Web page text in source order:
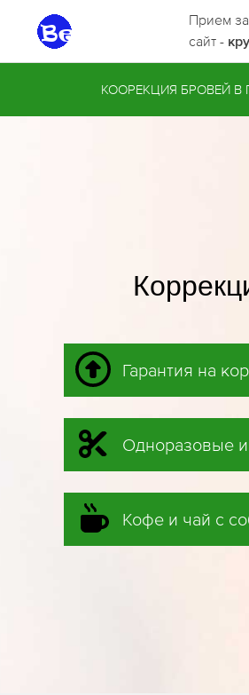
Прием
сайт -
КООРЕКЦИЯ БРОВЕЙ В
Гарантия на
Одноразовые
Кофе и чай с